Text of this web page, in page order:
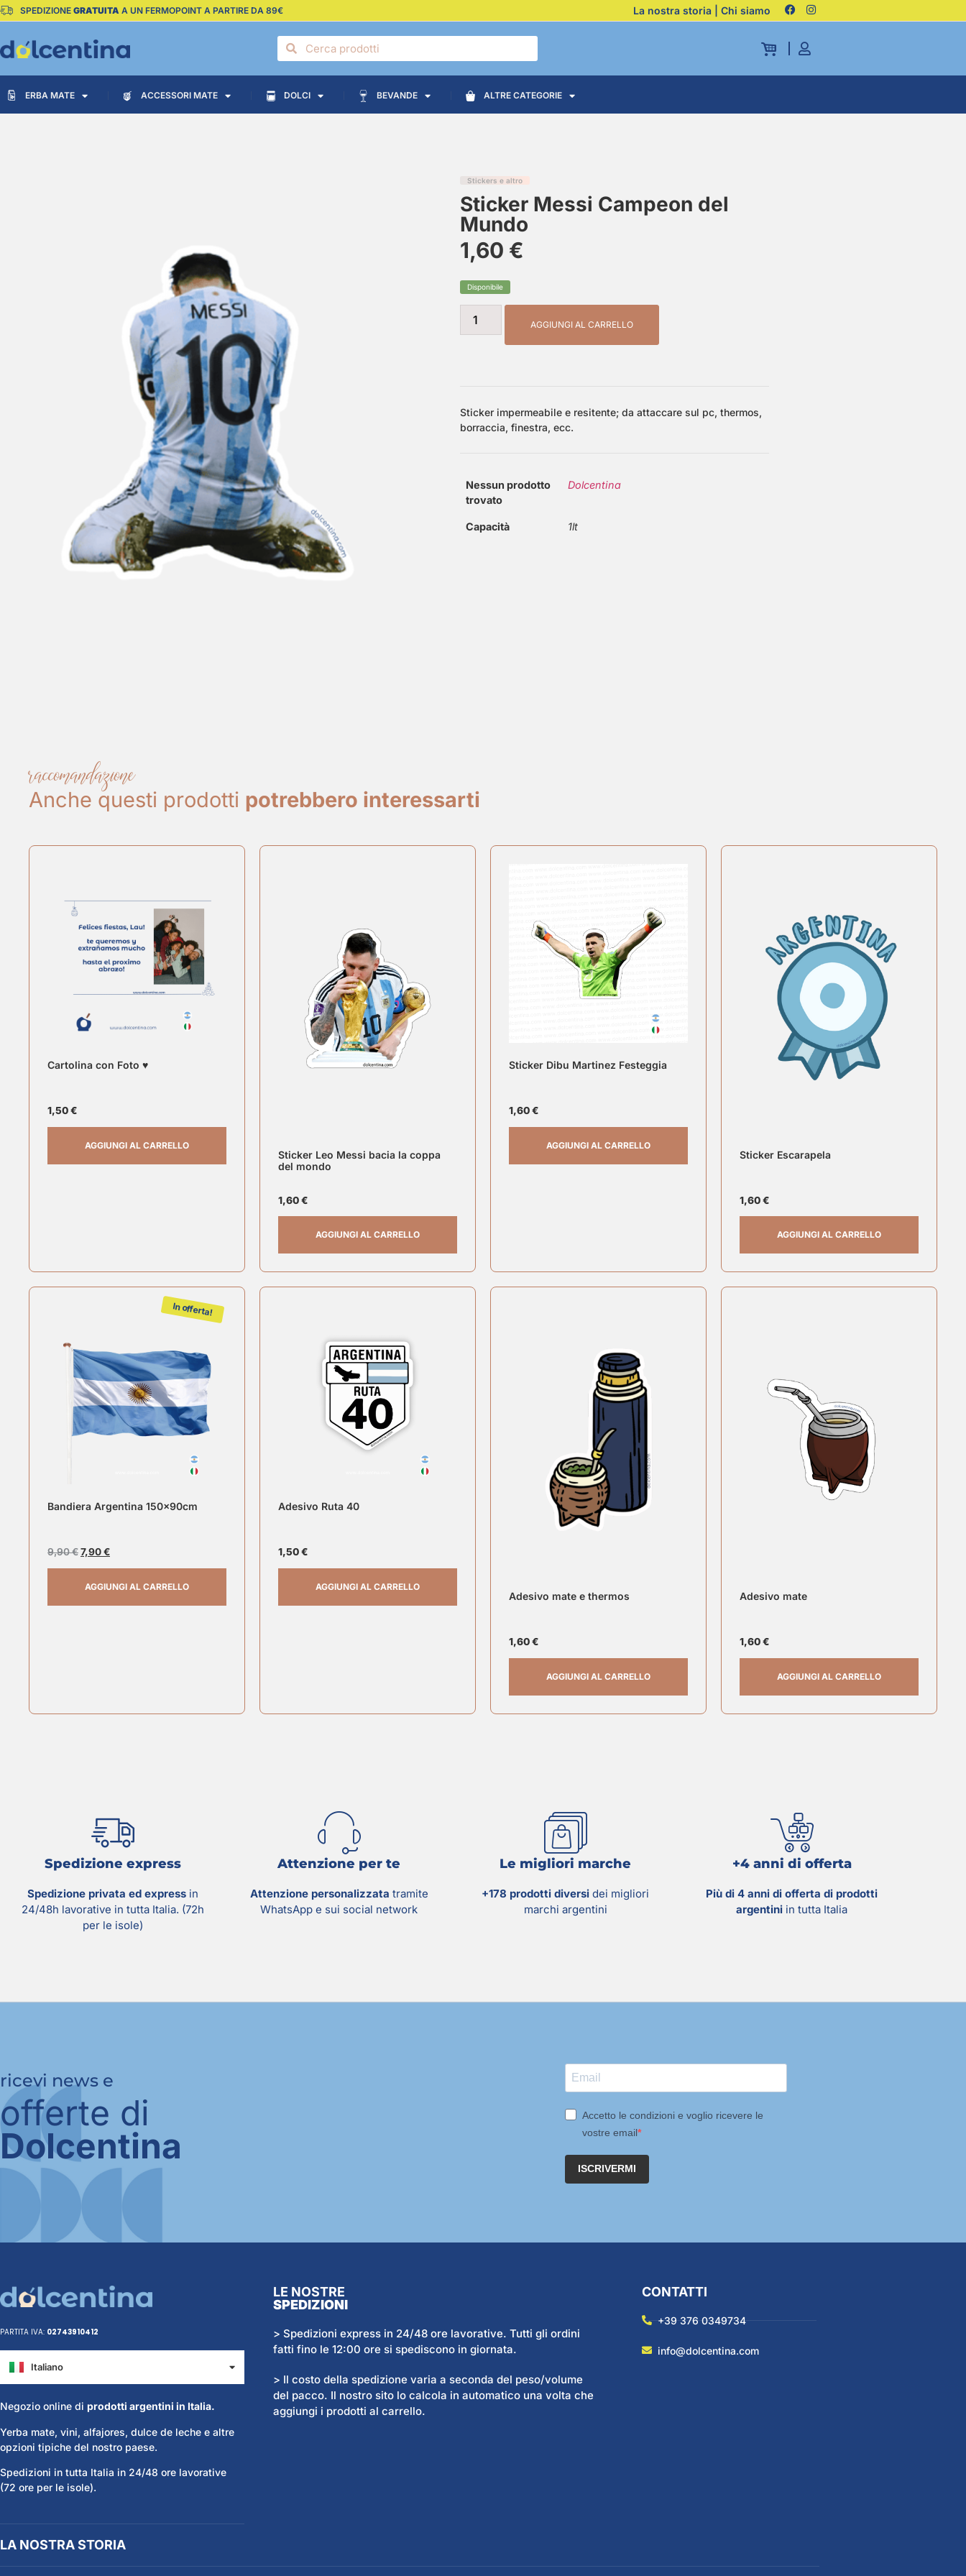
SPEDIZIONE GRATUITA A UN FERMOPOINT A PARTIRE DA 89€ La nostra storia | Chi siamo
ERBA MATE ACCESSORI MATE DOLCI BEVANDE ALTRE CATEGORIE
Stickers e altro
Sticker Messi Campeon del
Mundo
1,60 €
Disponibile
AGGIUNGI AL CARRELLO
Sticker impermeabile e resitente; da attaccare sul pc, thermos,
borraccia, finestra, ecc.
Nessun prodotto
trovato
Dolcentina
Capacità 1lt
raccomandazione
Anche questi prodotti potrebbero interessarti
Cartolina con Foto ♥
1,50€
AGGIUNGI AL CARRELLO
Sticker Leo Messi bacia la coppa
del mondo
1,60€
AGGIUNGI AL CARRELLO
Sticker Dibu Martinez Festeggia
1,60€
AGGIUNGI AL CARRELLO
Sticker Escarapela
1,60€
AGGIUNGI AL CARRELLO
In offerta!
Bandiera Argentina 150x90cm
9,90€7,90€
AGGIUNGI AL CARRELLO
Adesivo Ruta 40
1,50€
AGGIUNGI AL CARRELLO
Adesivo mate e thermos
1,60€
AGGIUNGI AL CARRELLO
Adesivo mate
1,60€
AGGIUNGI AL CARRELLO
Spedizione express
Spedizione privata ed expressin
24/48h lavorative in tutta Italia. (72h
per le isole)
Attenzione per te
Attenzione personalizzata tramite
WhatsApp e sui social network
Le migliori marche
+178 prodotti diversi dei migliori
marchi argentini
+4 anni di offerta
Più di 4 anni di offerta di prodotti
argentini in tutta Italia
ricevi news e
offerte di
Dolcentina
Accetto le condizioni e voglio ricevere le
vostre email
ISCRIVERMI
PARTITA IVA: 02743910412
Italiano
Español
Negozio online di prodotti argentini in Italia.
Yerba mate, vini, alfajores, dulce de leche e altre
opzioni tipiche del nostro paese.
Spedizioni in tutta Italia in 24/48 ore lavorative
(72 ore per le isole).
LA NOSTRA STORIA
LE NOSTRE
SPEDIZIONI
> Spedizioni express in 24/48 ore lavorative. Tutti gli ordini
fatti fino le 12:00 ore si spediscono in giornata.
> Il costo della spedizione varia a seconda del peso/volume
del pacco. Il nostro sito lo calcola in automatico una volta che
aggiungi i prodotti al carrello.
CONTATTI
+39 376 0349734
info@dolcentina.com